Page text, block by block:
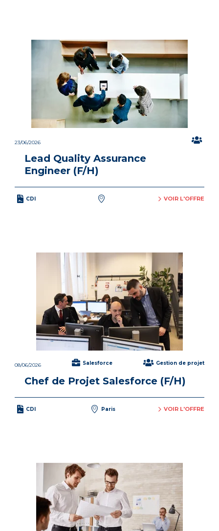
23/06/2026
Lead Quality Assurance
Engineer (F/H)
CDI VOIR L'OFFRE
08/06/2026 Salesforce Gestion de projet
Chef de Projet Salesforce (F/H)
CDI Paris VOIR L'OFFRE